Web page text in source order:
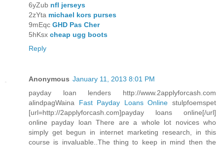
6yZub nfl jerseys
2zYta michael kors purses
9mEqc GHD Pas Cher
5hKsx cheap ugg boots
Reply
Anonymous January 11, 2013 8:01 PM
payday loan lenders http://www.2applyforcash.com
alindpagWaina Fast Payday Loans Online stulpfoemspet
[url=http://2applyforcash.com]payday loans online[/url]
online payday loan There are a whole lot novices who
simply get begun in internet marketing research, in this
course is invaluable..The thing to keep in mind then the